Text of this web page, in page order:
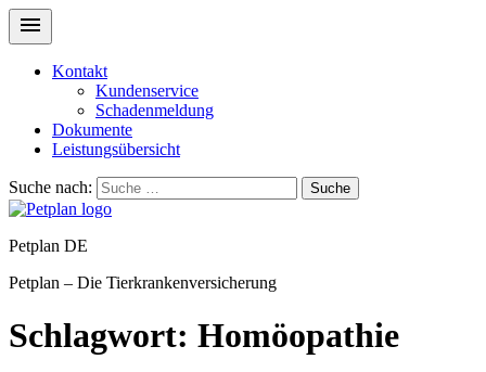
Kontakt
Kundenservice
Schadenmeldung
Dokumente
Leistungsübersicht
Suche nach: Suche
Petplan DE
Petplan – Die Tierkrankenversicherung
Schlagwort: Homöopathie